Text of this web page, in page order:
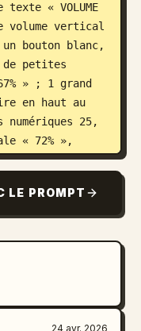
« VOLUME
volume vertical
bouton blanc,
de petites
» ; 1 grand
en haut au
25,
« 72% »,
petit point
les
de
le bord ; 1
plus petit
bleu
texturé, un
LE PROMPT
24 avr. 2026